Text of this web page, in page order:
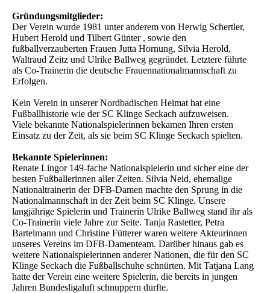
Gründungsmitglieder:
Der Verein wurde 1981 unter anderem von Herwig Schertler,
Hubert Herold und Tilbert Günter , sowie den
fußballverzauberten Frauen Jutta Hornung, Silvia Herold,
Waltraud Zeitz und Ulrike Ballweg gegründet. Letztere führte
als Co-Trainerin die deutsche Frauennationalmannschaft zu
Erfolgen.
Kein Verein in unserer Nordbadischen Heimat hat eine
Fußballhistorie wie der SC Klinge Seckach aufzuweisen.
Viele bekannte Nationalspielerinnen bekamen Ihren ersten
Einsatz zu der Zeit, als sie beim SC Klinge Seckach spielten.
Bekannte Spielerinnen:
Renate Lingor 149-fache Nationalspielerin und sicher eine der
besten Fußballerinnen aller Zeiten. Silvia Neid, ehemalige
Nationaltrainerin der DFB-Damen machte den Sprung in die
Nationalmannschaft in der Zeit beim SC Klinge. Unsere
langjährige Spielerin und Trainerin Ulrike Ballweg stand ihr als
Co-Trainerin viele Jahre zur Seite. Tanja Rastetter, Petra
Bartelmann und Christine Fütterer waren weitere Akteurinnen
unseres Vereins im DFB-Damenteam. Darüber hinaus gab es
weitere Nationalspielerinnen anderer Nationen, die für den SC
Klinge Seckach die Fußballschuhe schnürten. Mit Tatjana Lang
hatte der Verein eine weitere Spielerin, die bereits in jungen
Jahren Bundesligaluft schnuppern durfte.